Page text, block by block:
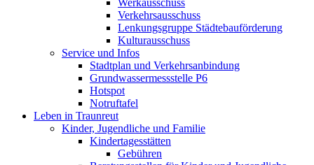
Werkausschuss
Verkehrsausschuss
Lenkungsgruppe Städtebauförderung
Kulturausschuss
Service und Infos
Stadtplan und Verkehrsanbindung
Grundwassermessstelle P6
Hotspot
Notruftafel
Leben in Traunreut
Kinder, Jugendliche und Familie
Kindertagesstätten
Gebühren